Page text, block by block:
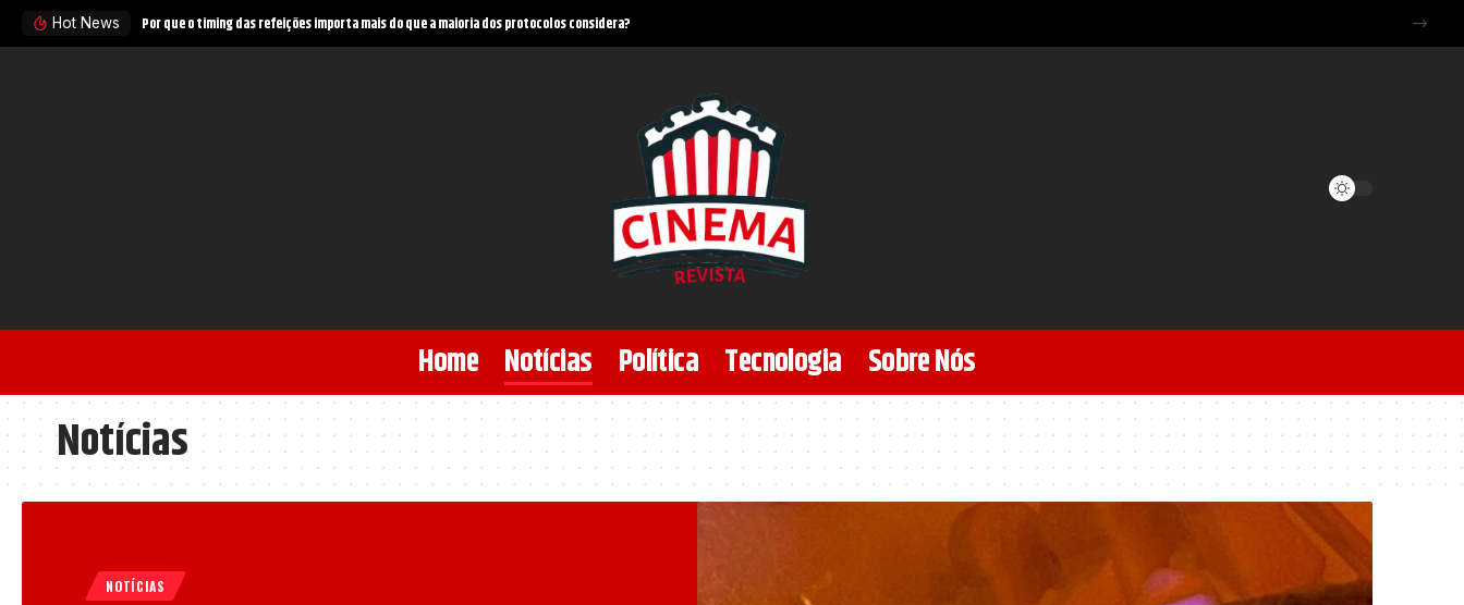
Hot News Puma GTB: o esportivo brasileiro que virou kit-car nos Estados Unidos e ganhou fábrica na África do Sul, comenta Mário Augusto de Castro
Home Notícias Política Tecnologia Sobre Nós
Notícias
NOTÍCIAS